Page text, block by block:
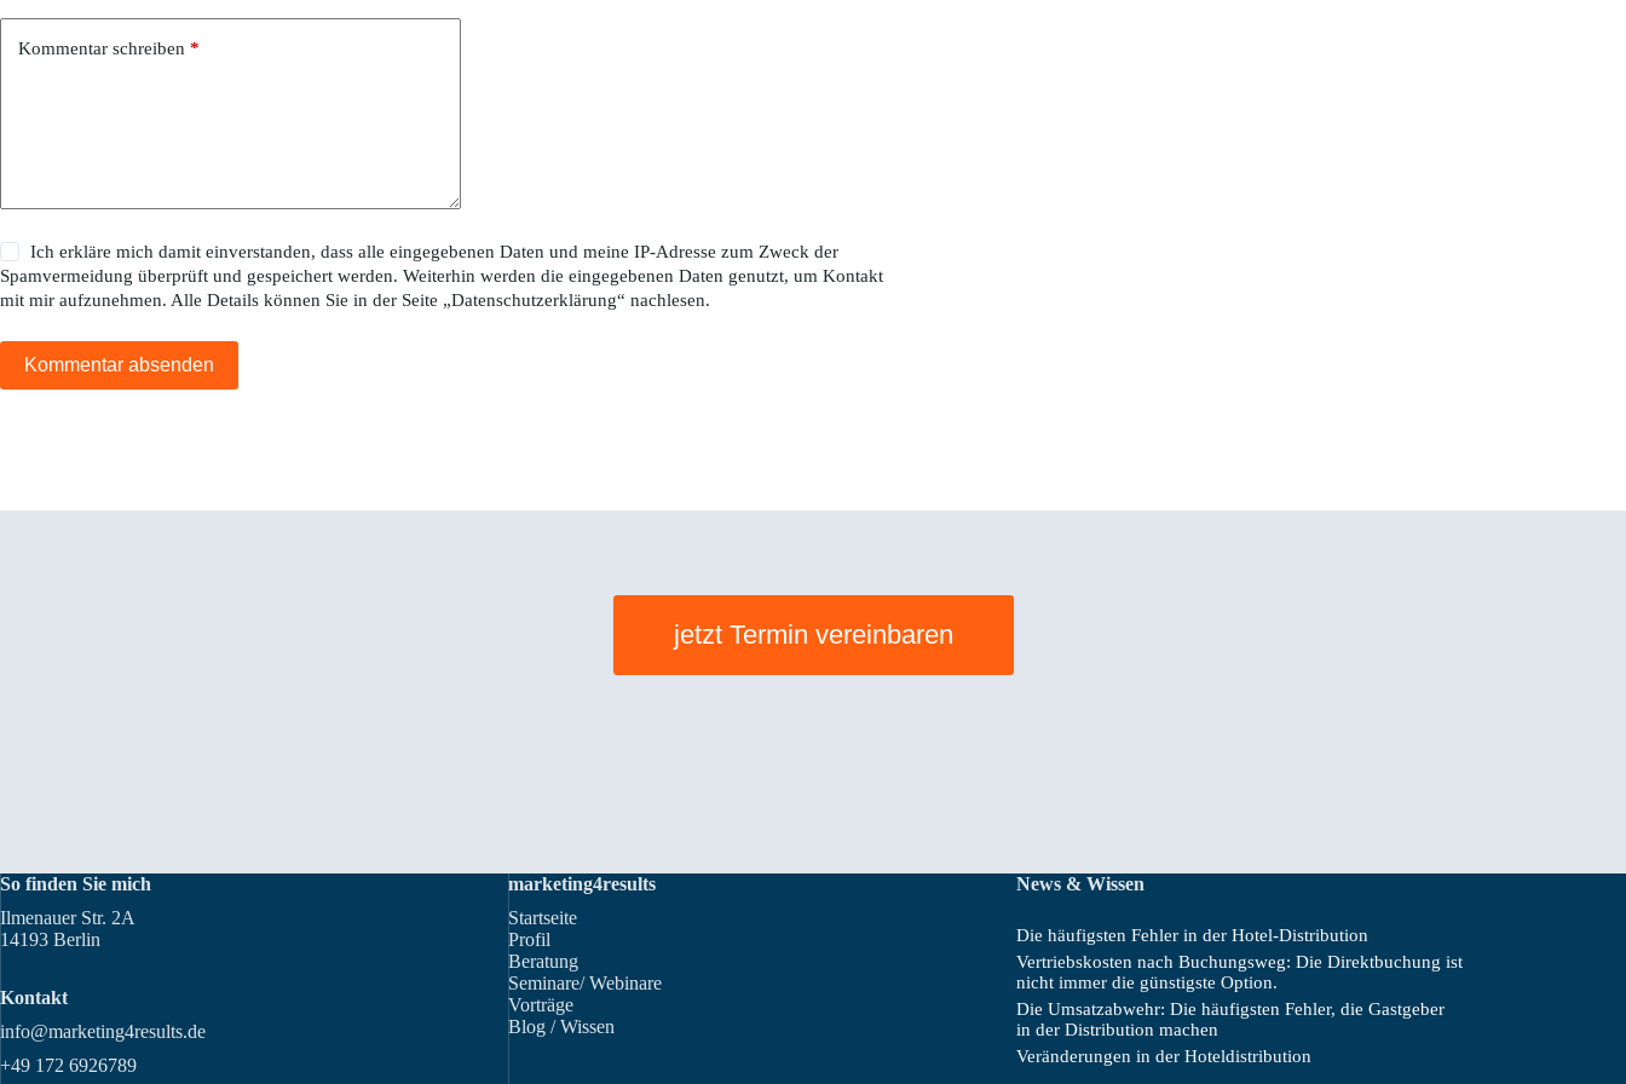
Kommentar schreiben *
Ich erkläre mich damit einverstanden, dass alle eingegebenen Daten und meine IP-Adresse zum Zweck der
Spamvermeidung überprüft und gespeichert werden. Weiterhin werden die eingegebenen Daten genutzt, um Kontakt
mit mir aufzunehmen. Alle Details können Sie in der Seite „Datenschutzerklärung“ nachlesen.
Kommentar absenden
jetzt Termin vereinbaren
So finden Sie mich
Ilmenauer Str. 2A
14193 Berlin
Kontakt
info@marketing4results.de
+49 172 6926789
marketing4results
Startseite
Profil
Beratung
Seminare/ Webinare
Vorträge
Blog / Wissen
News & Wissen
Die häufigsten Fehler in der Hotel-Distribution
Vertriebskosten nach Buchungsweg: Die Direktbuchung ist
nicht immer die günstigste Option.
Die Umsatzabwehr: Die häufigsten Fehler, die Gastgeber
in der Distribution machen
Veränderungen in der Hoteldistribution